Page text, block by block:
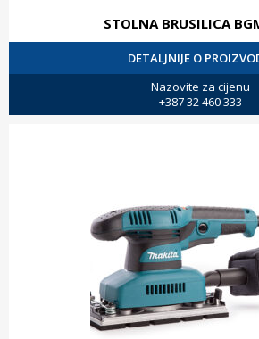
STOLNA BRUSILICA
DETALJNIJE O
Nazovite za cijenu
+387 32 460 333